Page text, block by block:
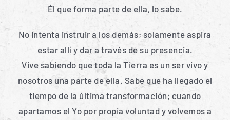
Él que forma parte de ella, lo sabe.
No intenta instruir a los demás; solamente aspira
estar allí y dar a través de su presencia.
Vive sabiendo que toda la Tierra es un ser vivo y
nosotros una parte de ella. Sabe que ha llegado el
tiempo de la última transformación; cuando
apartamos el Yo por propia voluntad y volvemos a